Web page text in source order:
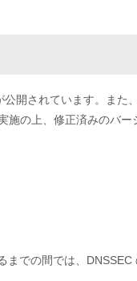
開されています。ま
の上、修正済みのバー
での間では、